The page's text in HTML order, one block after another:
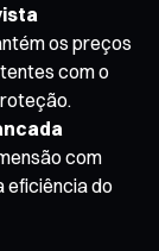
os preços
com o
com
eficiência do